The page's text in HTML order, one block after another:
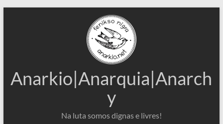
Anarkio|Anarquia|Anarch
y
Na luta somos dignas e livres!